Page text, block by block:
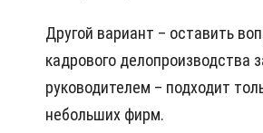
Другой вариант – оставить
кадрового делопроизводства
руководителем – подходит
небольших фирм.